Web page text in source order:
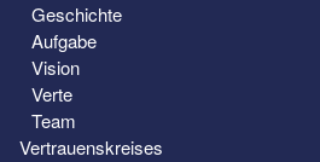
Geschichte
Aufgabe
Vision
Verte
Team
Vertrauenskreises